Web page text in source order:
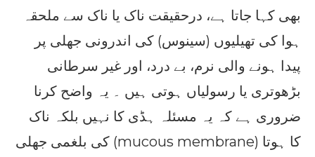
بھی کہا جاتا ہے، درحقیقت ناک یا ناک سے ملحقہ
ہوا کی تھیلیوں (سینوس) کی اندرونی جھلی پر
پیدا ہونے والی نرم، بے درد، اور غیر سرطانی
بڑھوتری یا رسولیاں ہوتی ہیں ۔ یہ واضح کرنا
ضروری ہے کہ یہ مسئلہ ہڈی کا نہیں بلکہ ناک
کی بلغمی جھلی (mucous membrane) کا ہوتا